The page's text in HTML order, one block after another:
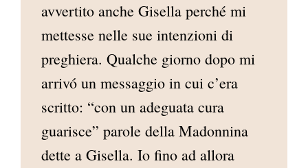
avvertito anche Gisella perché mi
mettesse nelle sue intenzioni di
preghiera. Qualche giorno dopo mi
arrivó un messaggio in cui c’era
scritto: “con un adeguata cura
guarisce” parole della Madonnina
dette a Gisella. Io fino ad allora